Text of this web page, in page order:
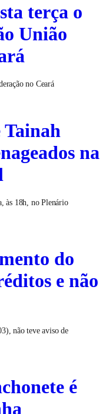
terça o
União
no Ceará
na
às 18h, no Plenário
do
e não
não teve aviso de
é